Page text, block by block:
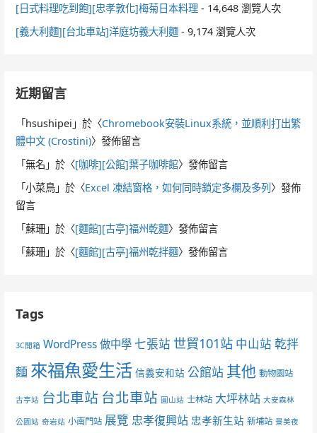
[日式料理吃到飽][忠孝敦化]梅菊日本料理 - 14,648 瀏覽人次
[義大利麵][台北車站]洋庭坊義大利麵 - 9,174 瀏覽人次
近期留言
「hsushipei 」於〈Chromebook安裝Linux系統，並順利打出繁
體中文 (Crostini)〉發佈留言
「無名 」於〈[咖啡][公館]葉子咖啡館〉發佈留言
「小菜鳥 」於〈Excel 凍結窗格，如何同時鎖定多欄及多列〉發佈
留言
「蘇珊 」於〈[麵館][古亭]福州乾麵〉發佈留言
「蘇珊 」於〈[麵館][古亭]福州乾拌麵〉發佈留言
Tags
3C開箱 WordPress 做中學 七張站 世貿101站 中山站 乾拌
麵 來福魚愛生活 信義安和站 公館站 其他 動物園站
古亭站 台北車站 台北車站 圓山站 士林站 大坪林站 大安森林
公園站 奇岩站 小南門站 展覽 忠孝復興站 忠孝新生站 新埔站 景美夜